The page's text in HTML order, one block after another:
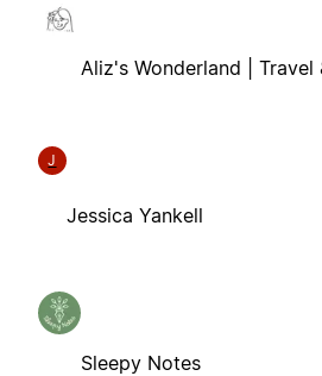
Aliz's Wonderland | Travel
J
Jessica Yankell
Sleepy Notes